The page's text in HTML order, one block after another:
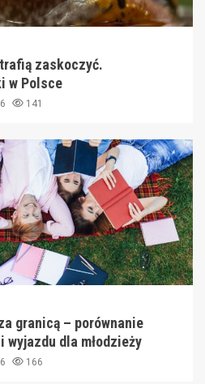
zaskoczyć.
w Polsce
141
granicą – porównanie
dla młodzieży
166